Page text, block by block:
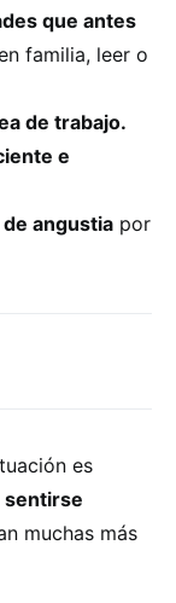
que antes
familia, leer o
de trabajo.
e
angustia por
es
sentirse
muchas más